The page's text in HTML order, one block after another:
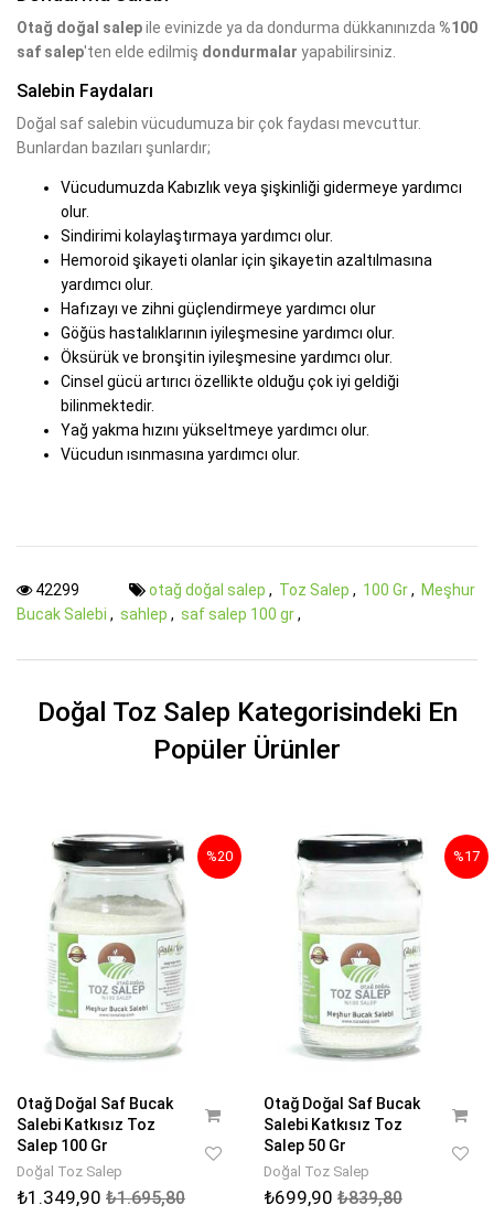
Otağ doğal salepile evinizde ya da dondurma dükkanınızda %100
saf salep'ten elde edilmiş dondurmalar yapabilirsiniz.
Salebin Faydaları
Doğal saf salebin vücudumuza bir çok faydası mevcuttur.
Bunlardan bazıları şunlardır;
Vücudumuzda Kabızlık veya şişkinliği gidermeye yardımcı
olur.
Sindirimi kolaylaştırmaya yardımcı olur.
Hemoroid şikayeti olanlar için şikayetin azaltılmasına
yardımcı olur.
Hafızayı ve zihni güçlendirmeye yardımcı olur
Göğüs hastalıklarının iyileşmesine yardımcı olur.
Öksürük ve bronşitin iyileşmesine yardımcı olur.
Cinsel gücü artırıcı özellikte olduğu çok iyi geldiği
bilinmektedir.
Yağ yakma hızını yükseltmeye yardımcı olur.
Vücudun ısınmasına yardımcı olur.
42299 otağ doğal salep , Toz Salep , 100 Gr, Meşhur
Bucak Salebi , sahlep , saf salep 100 gr,
Doğal Toz Salep Kategorisindeki En
Popüler Ürünler
%20
Otağ Doğal Saf Bucak
Salebi Katkısız Toz
Salep 100 Gr
Doğal Toz Salep
₺1.349,90 ₺1.695,80
%17
Otağ Doğal Saf Bucak
Salebi Katkısız Toz
Salep 50 Gr
Doğal Toz Salep
₺699,90 ₺839,80